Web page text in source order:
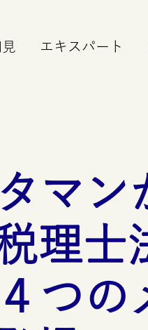
エキスパート
マン
理士
つの